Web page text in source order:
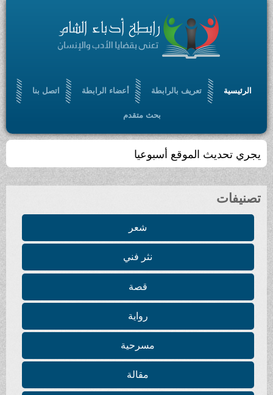
الرئيسية تعريف بالرابطة أعضاء الرابطة اتصل بنا
بحث متقدم
يجري تحديث الموقع أسبوعيا
تصنيفات
شعر
نثر فني
قصة
رواية
مسرحية
مقالة